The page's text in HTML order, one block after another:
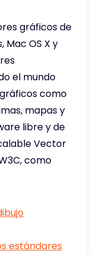
gráficos de
OS X y
el mundo
como
mapas y
libre y de
Vector
como
estándares